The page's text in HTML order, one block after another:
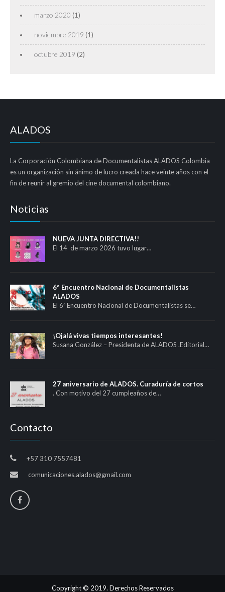
marzo 2020 (1)
noviembre 2019 (1)
octubre 2019 (2)
ALADOS
La Corporación Colombiana de Documentalistas ALADOS Colombia
es un organización sin ánimo de lucro creada hace veinte años con el
fin de reunir al gremio del cine documental colombiano.
Noticias
NUEVA JUNTA DIRECTIVA!!
El 14 de marzo 2026 tuvo lugar…
6º Encuentro Nacional de Documentalistas
ALADOS
El 6ª Encuentro Nacional de Documentalistas se…
¡Ojalá vivas tiempos interesantes!
Susana González – Presidenta de ALADOS .Editorial…
27 aniversario de ALADOS. Curaduría de cortos
. Con motivo del 27 cumpleaños de…
Contacto
+57 310 7557481
comunicaciones.alados@gmail.com
Copyright © 2019. Derechos Reservados